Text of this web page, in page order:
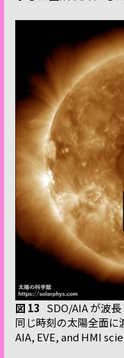
図 13 SDO/AIA が波
同じ時刻の太陽全面
AIA, EVE, and HMI